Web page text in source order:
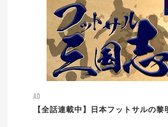
AD
【全話連載中】日本フットサルの